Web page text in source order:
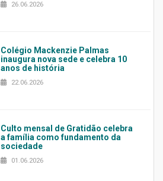
26.06.2026
Colégio Mackenzie Palmas
inaugura nova sede e celebra 10
anos de história
22.06.2026
Culto mensal de Gratidão celebra
a família como fundamento da
sociedade
01.06.2026